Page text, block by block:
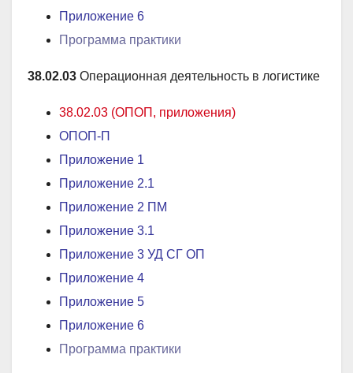
Приложение 6
Программа практики
38.02.03 Операционная деятельность в логистике
38.02.03 (ОПОП, приложения)
ОПОП-П
Приложение 1
Приложение 2.1
Приложение 2 ПМ
Приложение 3.1
Приложение 3 УД СГ ОП
Приложение 4
Приложение 5
Приложение 6
Программа практики